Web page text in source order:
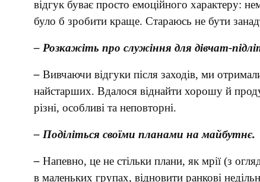
відгук буває просто емоційного характеру:
було б зробити краще. Стараюсь не бути
– Розкажіть про служіння для дівчат-
– Вивчаючи відгуки після заходів, ми
найстарших. Вдалося віднайти хорошу й
різні, особливі та неповторні.
– Поділіться своїми планами на майбутнє.
– Напевно, це не стільки плани, як мрії (з
в маленьких групах, відновити ранкові